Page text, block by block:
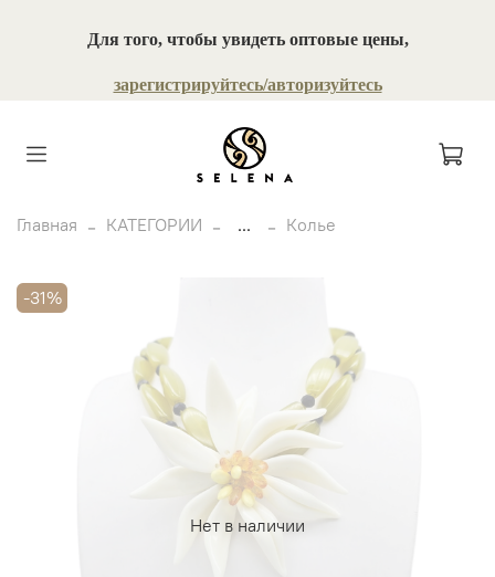
Для того, чтобы увидеть оптовые цены,
зарегистрируйтесь/авторизуйтесь
Главная КАТЕГОРИИ ... Колье
Нет в наличии
-31%